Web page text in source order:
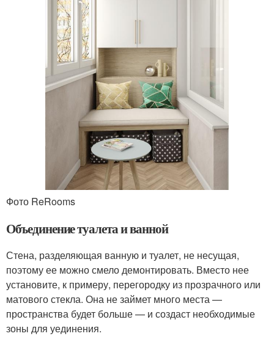
Фото ReRooms
Объединение туалета и ванной
Стена, разделяющая ванную и туалет, не несущая,
поэтому ее можно смело демонтировать. Вместо нее
установите, к примеру, перегородку из прозрачного или
матового стекла. Она не займет много места —
пространства будет больше — и создаст необходимые
зоны для уединения.